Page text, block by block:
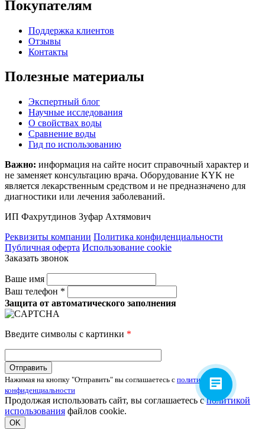
Покупателям
Поддержка клиентов
Отзывы
Контакты
Полезные материалы
Экспертный блог
Научные исследования
О свойствах воды
Сравнение воды
Гид по использованию
Важно: информация на сайте носит справочный характер и
не заменяет консультацию врача. Оборудование KYK не
является лекарственным средством и не предназначено для
диагностики или лечения заболеваний.
ИП Фахрутдинов Зуфар Ахтямович
Реквизиты компании Политика конфиденциальности
Публичная оферта Использование cookie
Заказать звонок
Ваше имя
Ваш телефон *
Защита от автоматического заполнения
Введите символы с картинки *
Нажимая на кнопку "Отправить" вы соглашаетесь с политикой
конфиденциальности
Продолжая использовать сайт, вы соглашаетесь сполитикой
использования файлов cookie.
OK